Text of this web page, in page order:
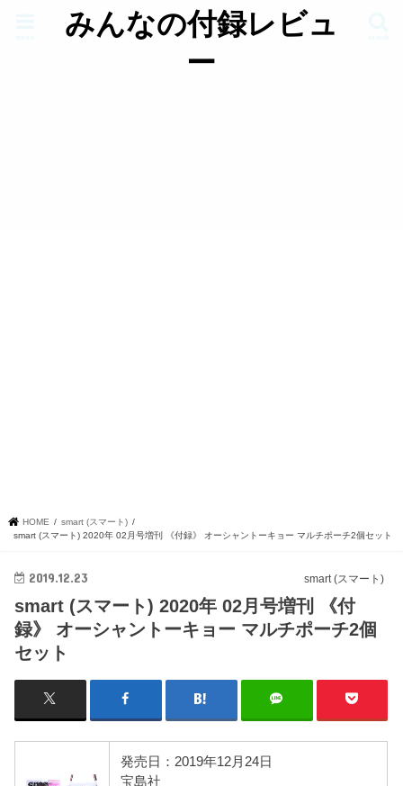
みんなの付録レビュ
ー
HOME
smart (スマート)
smart (スマート) 2020年 02月号増刊 《付録》 オーシャントーキョー マルチポーチ2個セット
smart (スマート)
2019.12.23
smart (スマート) 2020年 02月号増刊 《付
録》 オーシャントーキョー マルチポーチ2個
セット
発売日：2019年12月24日
宝島社